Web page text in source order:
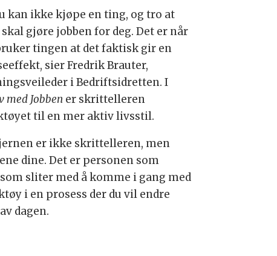
kan ikke kjøpe en ting, og tro at
skal gjøre jobben for deg. Det er når
tingen at det faktisk gir en
sier Fredrik Brauter,
i Bedriftsidretten. I
med Jobben er skrittelleren
til en mer aktiv livsstil.
er ikke skrittelleren, men
dine. Det er personen som
sliter med å komme i gang med
i en prosess der du vil endre
dagen.